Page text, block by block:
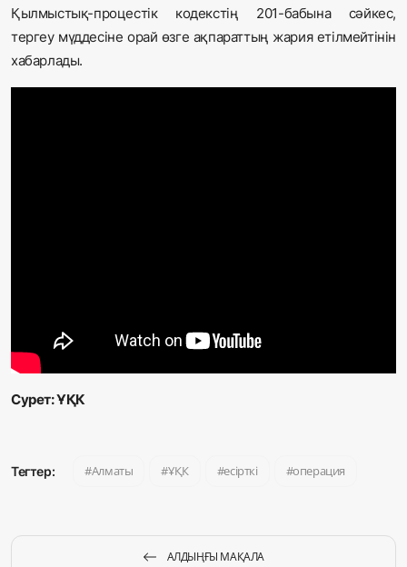
Қылмыстық-процестік кодекстің 201-бабына сәйкес,
тергеу мүддесіне орай өзге ақпараттың жария етілмейтінін
хабарлады.
Сурет: ҰҚК
Тегтер: Алматы ҰҚК есірткі операция
АЛДЫҢҒЫ МАҚАЛА